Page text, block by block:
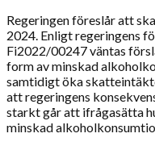
Regeringen föreslår att
2024. Enligt regeringens
Fi2022/00247 väntas
form av minskad
samtidigt öka
att regeringens
starkt går att ifrågasätta
minskad